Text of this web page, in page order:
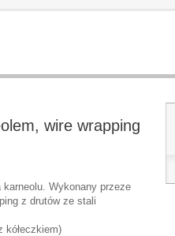
wire wrapping
karneolu. Wykonany przeze
z drutów ze stali
kółeczkiem)